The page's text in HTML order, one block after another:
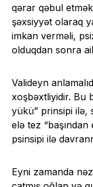
qərar qəbul
şəxsiyyət olaraq
imkan verməli,
olduqdan sonra
Valideyn
xoşbəxtliyidir. Bu
yükü” prinsipi ilə,
elə tez
psinsipi ilə
Eyni zamanda